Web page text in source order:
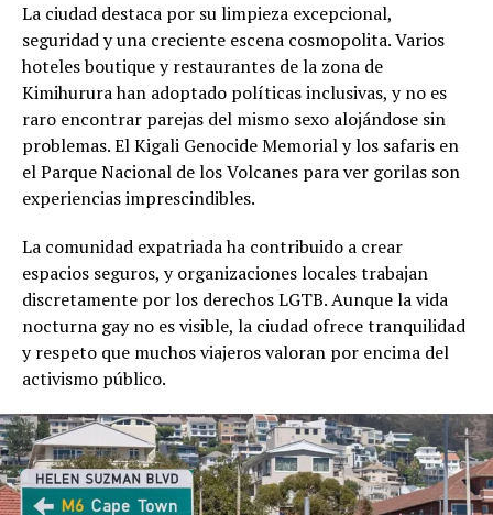
La ciudad destaca por su limpieza excepcional,
seguridad y una creciente escena cosmopolita. Varios
hoteles boutique y restaurantes de la zona de
Kimihurura han adoptado políticas inclusivas, y no es
raro encontrar parejas del mismo sexo alojándose sin
problemas. El Kigali Genocide Memorial y los safaris en
el Parque Nacional de los Volcanes para ver gorilas son
experiencias imprescindibles.
La comunidad expatriada ha contribuido a crear
espacios seguros, y organizaciones locales trabajan
discretamente por los derechos LGTB. Aunque la vida
nocturna gay no es visible, la ciudad ofrece tranquilidad
y respeto que muchos viajeros valoran por encima del
activismo público.